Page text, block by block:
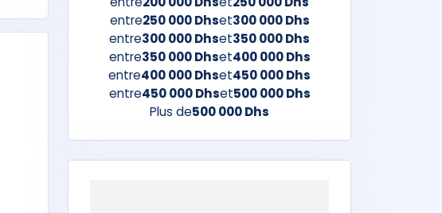
entre250 000 Dhset300 000 Dhs
entre300 000 Dhset350 000 Dhs
entre350 000 Dhset400 000 Dhs
entre400 000 Dhset450 000 Dhs
entre450 000 Dhset500 000 Dhs
Plus de500 000 Dhs